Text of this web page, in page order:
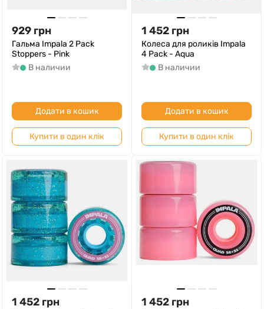
929 грн
Гальма Impala 2 Pack
Stoppers - Pink
В наличии
Додати в кошик
Купити в один клік
1 452 грн
Колеса для роликів Impala
4 Pack - Aqua
В наличии
Додати в кошик
Купити в один клік
1 452 грн 1 452 грн